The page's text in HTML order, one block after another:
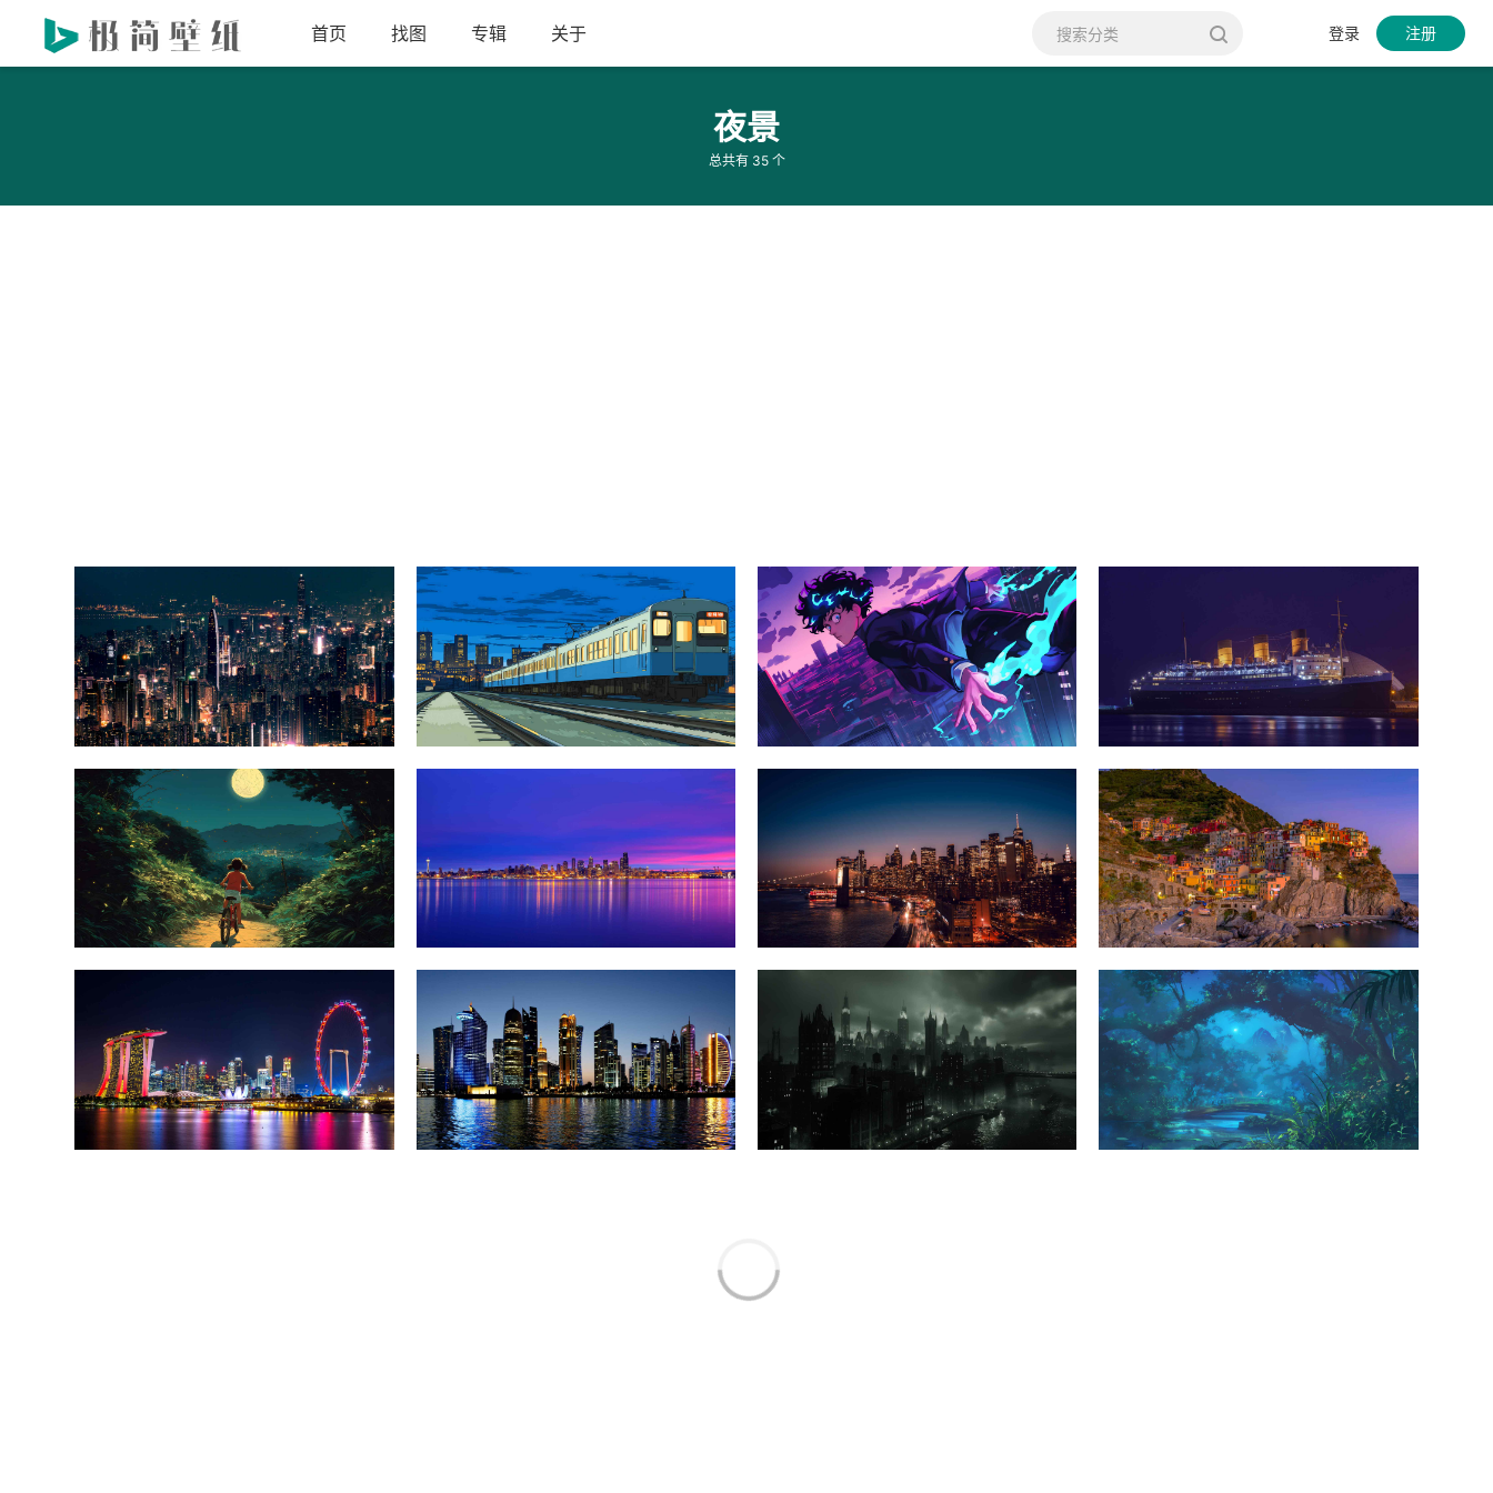
首页 找图 专辑 关于 登录 注册
夜景
总共有 35 个